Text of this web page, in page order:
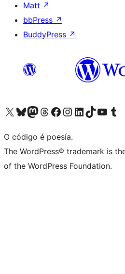
Matt ↗
bbPress ↗
BuddyPress ↗
Visita la cuenta de X (anteriormente Twitter)
Visita a nosa conta de Bluesky
Visita a nosa conta de Mastodon
Visita a nosa conta de Threads
Visita a nosa páxina de Facebook
Visita a nosa conta de Instagram
Visita a nosa conta de LinkedIn
Visita a nosa conta de TikTok
Visita a nosa canle
Visita a
O código é poesía.
The WordPress® trademark is
of the WordPress Foundation.